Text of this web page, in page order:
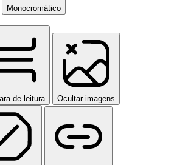
Monocromático
de leitura Ocultar imagens